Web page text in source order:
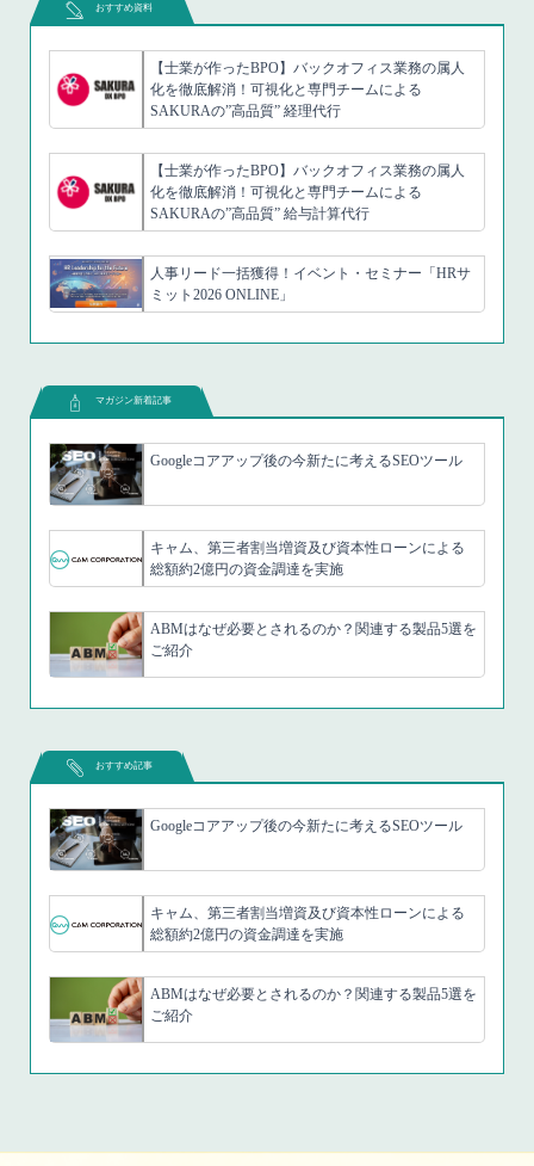
おすすめ資料
【士業が作ったBPO】バックオフィス業務の属人
化を徹底解消！可視化と専門チームによる
SAKURAの”高品質” 経理代行
【士業が作ったBPO】バックオフィス業務の属人
化を徹底解消！可視化と専門チームによる
SAKURAの”高品質” 給与計算代行
人事リード一括獲得！イベント・セミナー「HRサ
ミット2026 ONLINE」
マガジン新着記事
Googleコアアップ後の今新たに考えるSEOツール
キャム、第三者割当増資及び資本性ローンによる
総額約2億円の資金調達を実施
ABMはなぜ必要とされるのか？関連する製品5選を
ご紹介
おすすめ記事
Googleコアアップ後の今新たに考えるSEOツール
キャム、第三者割当増資及び資本性ローンによる
総額約2億円の資金調達を実施
ABMはなぜ必要とされるのか？関連する製品5選を
ご紹介